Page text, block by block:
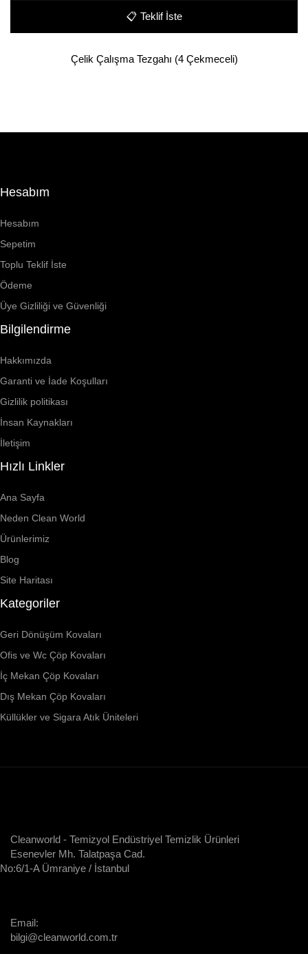
📋 Teklif İste
Çelik Çalışma Tezgahı (4 Çekmeceli)
Hesabım
Hesabım
Sepetim
Toplu Teklif İste
Ödeme
Üye Gizliliği ve Güvenliği
Bilgilendirme
Hakkımızda
Garanti ve İade Koşulları
Gizlilik politikası
İnsan Kaynakları
İletişim
Hızlı Linkler
Ana Sayfa
Neden Clean World
Ürünlerimiz
Blog
Site Haritası
Kategoriler
Geri Dönüşüm Kovaları
Ofis ve Wc Çöp Kovaları
İç Mekan Çöp Kovaları
Dış Mekan Çöp Kovaları
Küllükler ve Sigara Atık Üniteleri
Cleanworld - Temizyol Endüstriyel Temizlik Ürünleri
Esenevler Mh. Talatpaşa Cad.
No:6/1-A Ümraniye / İstanbul
Email:
bilgi@cleanworld.com.tr